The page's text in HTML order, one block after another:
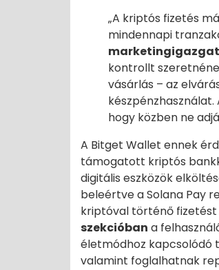
„A kriptós fizetés
mindennapi
kontrollt
vásárlás – az
hogy közben ne
A Bitget Wallet ennek
támogatott kriptós
digitális eszközök
beleértve a Solana Pay
kriptóval történő fizetést
szekcióban a
életmódhoz kapcsolódó
valamint foglalhatnak